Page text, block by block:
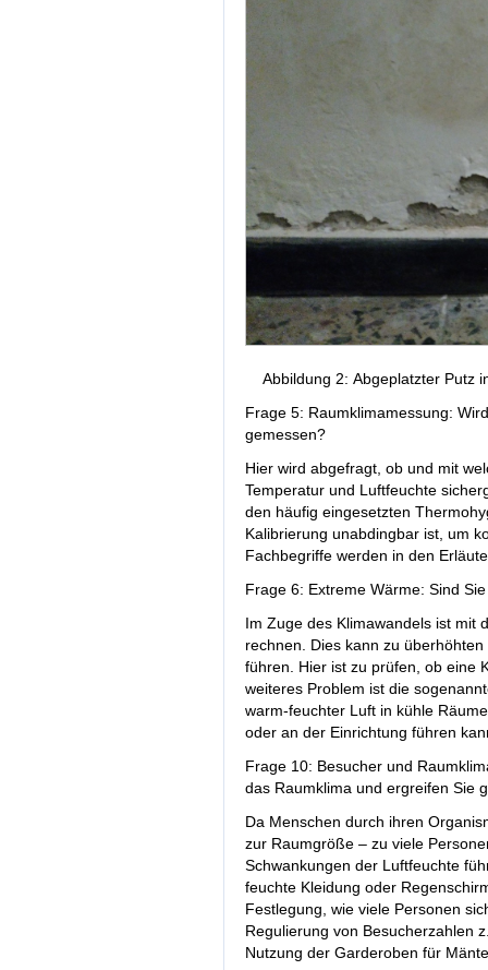
Abbildung 2: Abgeplatzter Putz
Frage 5: Raumklimamessung:
gemessen?
Hier wird abgefragt, ob und mit
Temperatur und Luftfeuchte
den häufig eingesetzten
Kalibrierung unabdingbar ist, um
Fachbegriffe werden in den
Frage 6: Extreme Wärme: Sind
Im Zuge des Klimawandels ist mit
rechnen. Dies kann zu
führen. Hier ist zu prüfen, ob eine
weiteres Problem ist die
warm-feuchter Luft in kühle
oder an der Einrichtung führen
Frage 10: Besucher und
das Raumklima und ergreifen Sie
Da Menschen durch ihren
zur Raumgröße – zu viele
Schwankungen der Luftfeuchte
feuchte Kleidung oder
Festlegung, wie viele Personen
Regulierung von Besucherzahlen
Nutzung der Garderoben für